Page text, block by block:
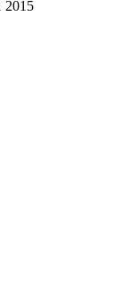
2015